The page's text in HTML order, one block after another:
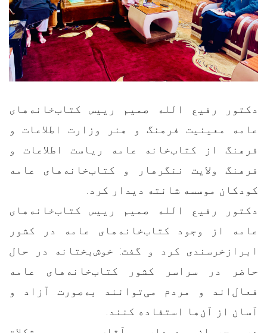
دکتور رفیع الله صمیم رییس کتاب‌خانه‌های
عامه معینیت فرهنگ و هنر وزارت اطلاعات و
فرهنگ از کتاب‌خانه عامه ریاست اطلاعات و
فرهنگ ولایت ننگرهار و کتاب‌خانه‌های عامه
کودکان موسسه شانته دیدار کرد.
دکتور رفیع الله صمیم رییس کتاب‌خانه‌های
عامه از وجود کتاب‌خانه‌های عامه در کشور
ابرازخرسندی کرد و گفت: خوش‌بختانه در حال
حاضر در سراسر کشور کتاب‌خانه‌های عامه
فعال‌اند و مردم می‌توانند به‌صورت آزاد و
آسان از آن‌ها استفاده کنند.